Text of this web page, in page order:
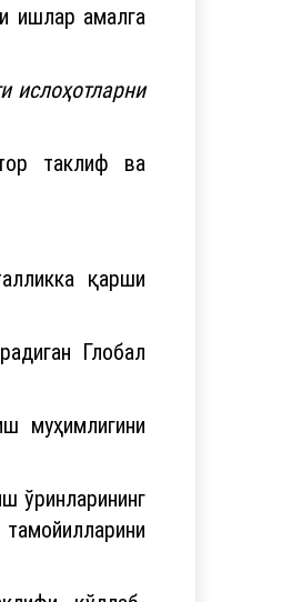
ишлар амалга
ислоҳотларни
таклиф ва
қарши
Глобал
муҳимлигини
ўринларининг